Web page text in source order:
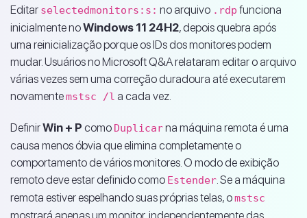
Editar selectedmonitors:s: no arquivo .rdp funciona
inicialmente noWindows 11 24H2, depois quebra após
uma reinicialização porque os IDs dos monitores podem
mudar. Usuários no Microsoft Q&A relataram editar o arquivo
várias vezes sem uma correção duradoura até executarem
novamentemstsc /l a cada vez.
DefinirWin + P como Duplicarna máquina remota é uma
causa menos óbvia que elimina completamente o
comportamento de vários monitores. O modo de exibição
remoto deve estar definido como Estender . Se a máquina
remota estiver espelhando suas próprias telas, omstsc
mostrará apenas um monitor, independentemente das